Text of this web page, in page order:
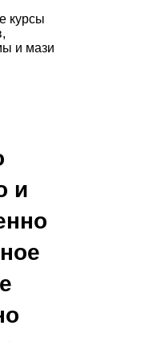
курсы
и мази
и